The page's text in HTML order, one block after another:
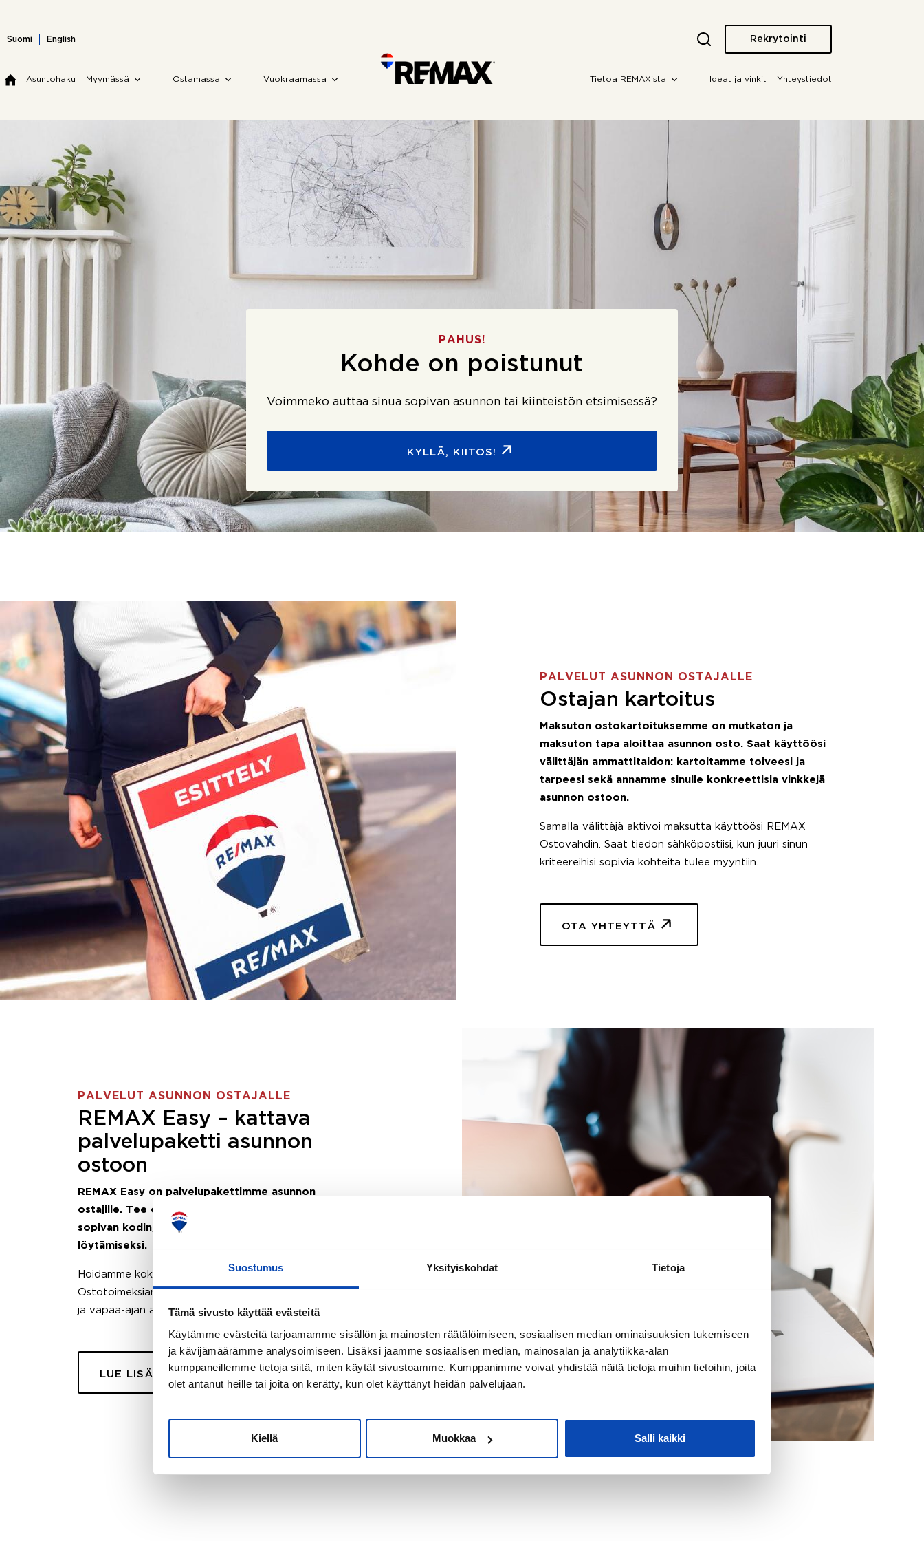
Suostumus Yksityiskohdat Tietoja
Tämä sivusto käyttää evästeitä
Käytämme evästeitä tarjoamamme sisällön ja mainosten räätälöimiseen, sosiaalisen median ominaisuuksien tukemiseen
ja kävijämäärämme analysoimiseen. Lisäksi jaamme sosiaalisen median, mainosalan ja analytiikka-alan
kumppaneillemme tietoja siitä, miten käytät sivustoamme. Kumppanimme voivat yhdistää näitä tietoja muihin tietoihin, joita
olet antanut heille tai joita on kerätty, kun olet käyttänyt heidän palvelujaan.
Kiellä Muokkaa Salli kaikki
content
Suomi English Rekrytointi
Asuntohaku Myymässä Ostamassa Vuokraamassa Tietoa REMAXista Ideat ja vinkit Yhteystiedot
PAHUS!
Kohde on poistunut
Voimmeko auttaa sinua sopivan asunnon tai kiinteistön etsimisessä?
KYLLÄ, KIITOS!
PALVELUT ASUNNON OSTAJALLE
Ostajan kartoitus
Maksuton ostokartoituksemme on mutkaton ja
maksuton tapa aloittaa asunnon osto. Saat käyttöösi
välittäjän ammattitaidon: kartoitamme toiveesi ja
tarpeesi sekä annamme sinulle konkreettisia vinkkejä
asunnon ostoon.
Samalla välittäjä aktivoi maksutta käyttöösi REMAX
Ostovahdin. Saat tiedon sähköpostiisi, kun juuri sinun
kriteereihisi sopivia kohteita tulee myyntiin.
OTA YHTEYTTÄ
PALVELUT ASUNNON OSTAJALLE
REMAX Easy – kattava
palvelupaketti asunnon
ostoon
REMAX Easy on palvelupakettimme asunnon
ostajille. Tee ostotoimeksianto ja etsimme juuri sinulle
sopivan kodin, eikä sinun tarvitse nähdä vaivaa sen
löytämiseksi.
Hoidamme koko ostoprosessin puolestasi.
Ostotoimeksiantopalvelumme sopii myös esimerkiksi sijoitus-
ja vapaa-ajan asuntojen ostoon.
LUE LISÄÄ